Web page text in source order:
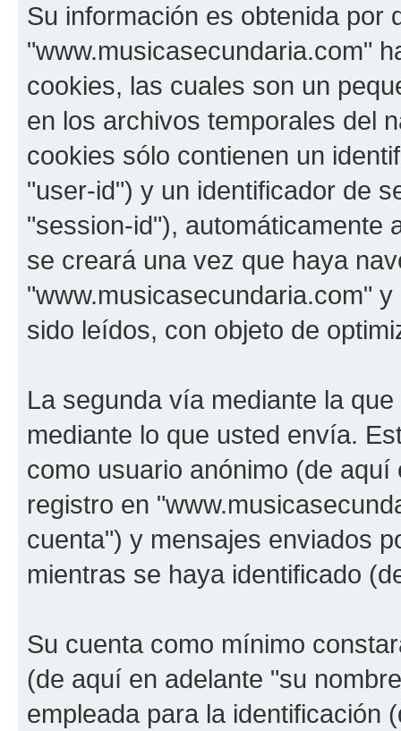
Su información es obtenida por
"www.musicasecundaria.com"
cookies, las cuales son un
en los archivos temporales del
cookies sólo contienen un
"user-id") y un identificador de
"session-id"), automáticamente
se creará una vez que haya
"www.musicasecundaria.com"
sido leídos, con objeto de
La segunda vía mediante la
mediante lo que usted envía.
como usuario anónimo (de
registro en
cuenta") y mensajes enviados
mientras se haya identificado
Su cuenta como mínimo
(de aquí en adelante "su
empleada para la identificación